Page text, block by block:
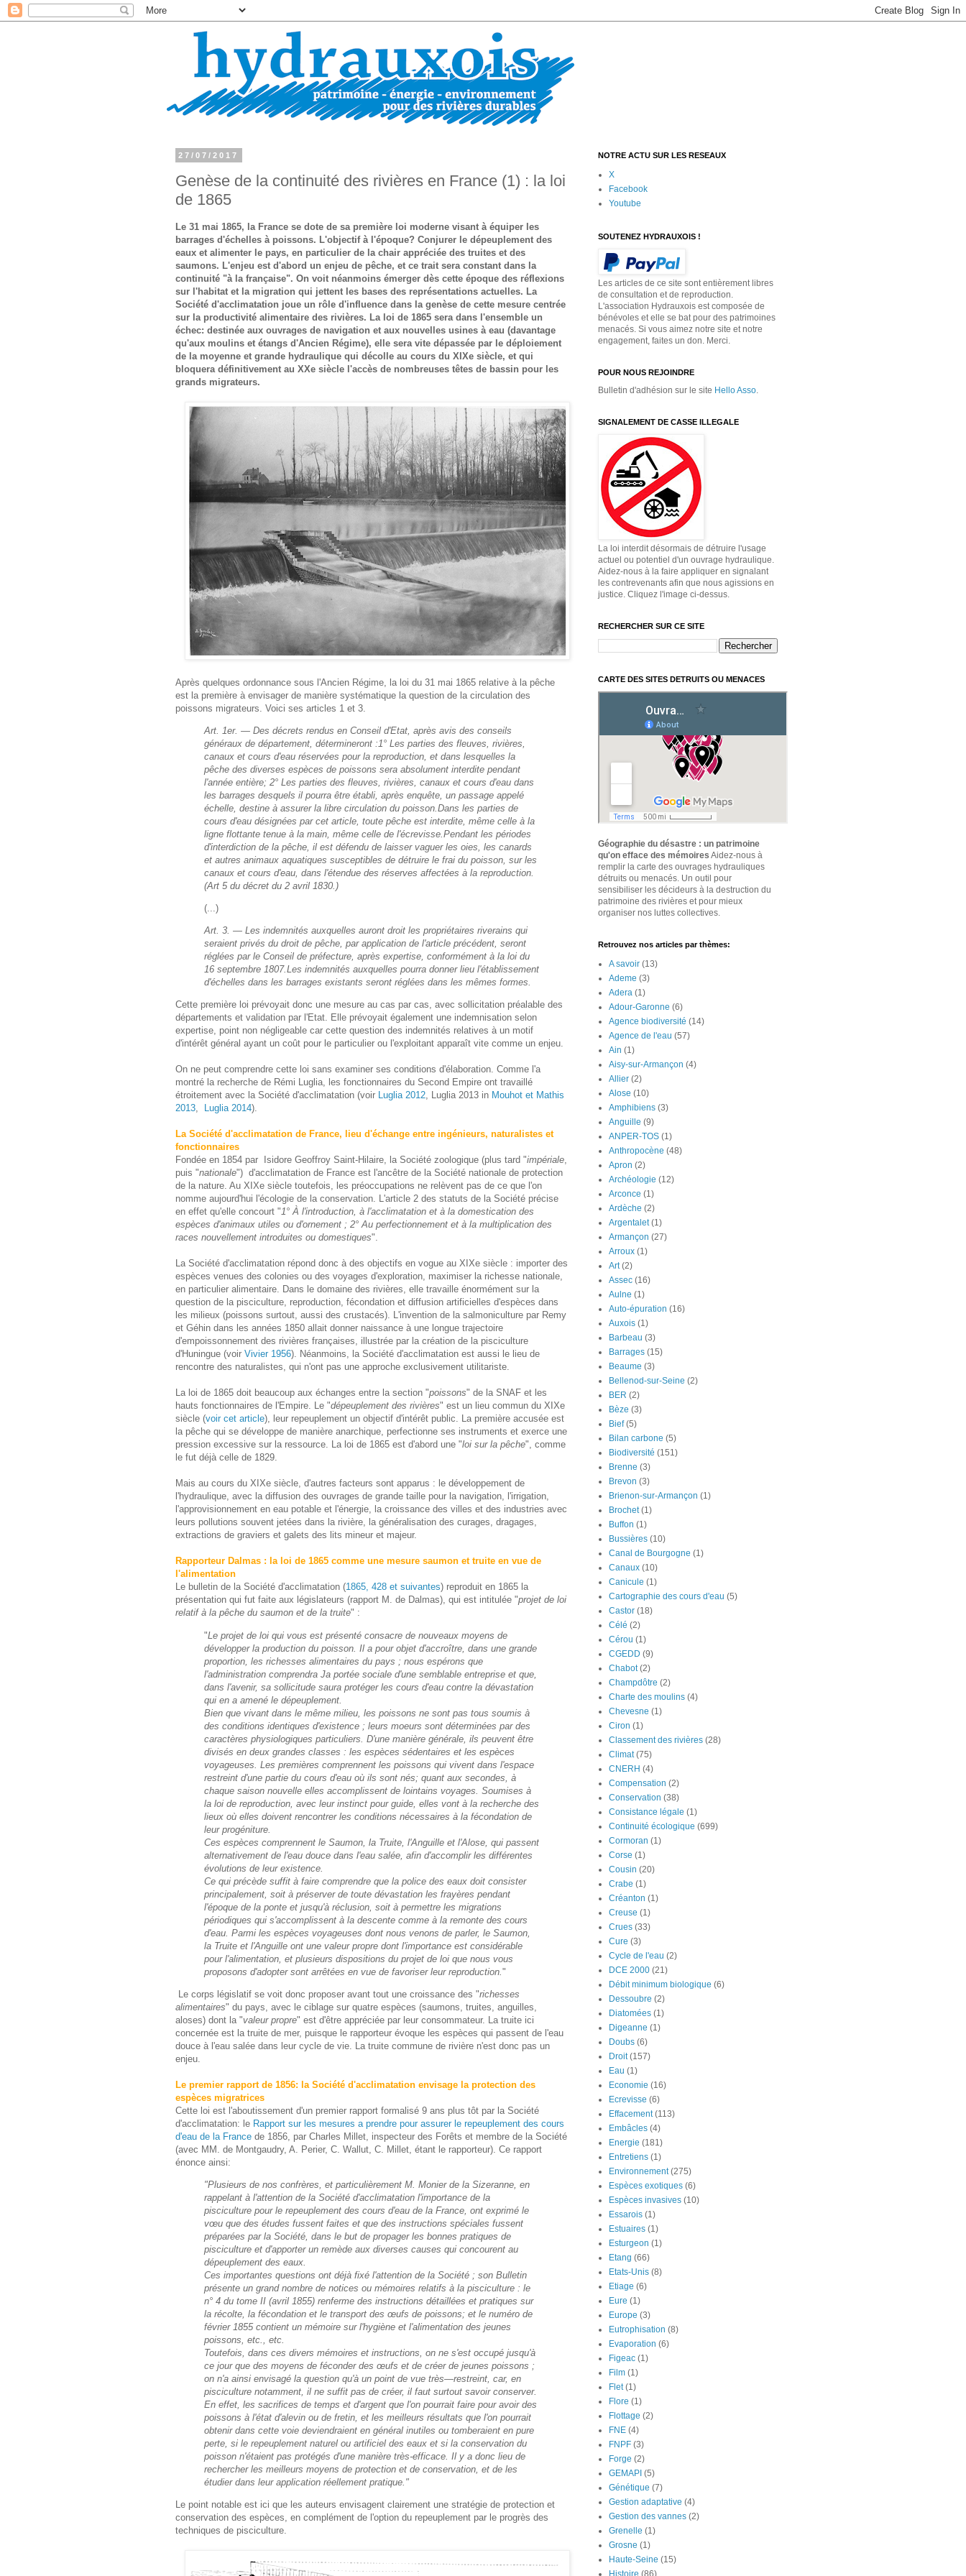
27/07/2017
Genèse de la continuité des rivières en France (1) : la loi
de 1865
Le 31 mai 1865, la France se dote de sa première loi moderne visant à équiper les
barrages d'échelles à poissons. L'objectif à l'époque? Conjurer le dépeuplement des
eaux et alimenter le pays, en particulier de la chair appréciée des truites et des
saumons. L'enjeu est d'abord un enjeu de pêche, et ce trait sera constant dans la
continuité "à la française". On voit néanmoins émerger dès cette époque des réflexions
sur l'habitat et la migration qui jettent les bases des représentations actuelles. La
Société d'acclimatation joue un rôle d'influence dans la genèse de cette mesure centrée
sur la productivité alimentaire des rivières. La loi de 1865 sera dans l'ensemble un
échec: destinée aux ouvrages de navigation et aux nouvelles usines à eau (davantage
qu'aux moulins et étangs d'Ancien Régime), elle sera vite dépassée par le déploiement
de la moyenne et grande hydraulique qui décolle au cours du XIXe siècle, et qui
bloquera définitivement au XXe siècle l'accès de nombreuses têtes de bassin pour les
grands migrateurs.
Après quelques ordonnance sous l'Ancien Régime, la loi du 31 mai 1865 relative à la pêche
est la première à envisager de manière systématique la question de la circulation des
poissons migrateurs. Voici ses articles 1 et 3.
Art. 1er. — Des décrets rendus en Conseil d'Etat, après avis des conseils
généraux de département, détermineront : 1° Les parties des fleuves, rivières,
canaux et cours d'eau réservées pour la reproduction, et dans lesquelles la
pêche des diverses espèces de poissons sera absolument interdite pendant
l'année entière; 2° Les parties des fleuves, rivières, canaux et cours d'eau dans
les barrages desquels il pourra être établi, après enquête, un passage appelé
échelle, destine à assurer la libre circulation du poisson. Dans les parties de
cours d'eau désignées par cet article, toute pêche est interdite, même celle à la
ligne flottante tenue à la main, même celle de l'écrevisse. Pendant les périodes
d'interdiction de la pêche, il est défendu de laisser vaguer les oies, les canards
et autres animaux aquatiques susceptibles de détruire le frai du poisson, sur les
canaux et cours d'eau, dans l'étendue des réserves affectées à la reproduction.
(Art 5 du décret du 2 avril 1830.)
(...)
Art. 3. — Les indemnités auxquelles auront droit les propriétaires riverains qui
seraient privés du droit de pêche, par application de l'article précédent, seront
réglées par le Conseil de préfecture, après expertise, conformément à la loi du
16 septembre 1807.Les indemnités auxquelles pourra donner lieu l'établissement
d'échelles dans les barrages existants seront réglées dans les mêmes formes.
Cette première loi prévoyait donc une mesure au cas par cas, avec sollicitation préalable des
départements et validation par l'Etat. Elle prévoyait également une indemnisation selon
expertise, point non négligeable car cette question des indemnités relatives à un motif
d'intérêt général ayant un coût pour le particulier ou l'exploitant apparaît vite comme un enjeu.
On ne peut comprendre cette loi sans examiner ses conditions d'élaboration. Comme l'a
montré la recherche de Rémi Luglia, les fonctionnaires du Second Empire ont travaillé
étroitement avec la Société d'acclimatation (voir Luglia 2012, Luglia 2013 in Mouhot et Mathis
2013, Luglia 2014).
La Société d'acclimatation de France, lieu d'échange entre ingénieurs, naturalistes et
fonctionnaires
Fondée en 1854 par Isidore Geoffroy Saint-Hilaire, la Société zoologique (plus tard "impériale,
puis "nationale") d'acclimatation de France est l'ancêtre de la Société nationale de protection
de la nature. Au XIXe siècle toutefois, les préoccupations ne relèvent pas de ce que l'on
nomme aujourd'hui l'écologie de la conservation. L'article 2 des statuts de la Société précise
en effet qu'elle concourt "1° À l'introduction, à l'acclimatation et à la domestication des
espèces d'animaux utiles ou d'ornement ; 2° Au perfectionnement et à la multiplication des
races nouvellement introduites ou domestiques".
La Société d'acclimatation répond donc à des objectifs en vogue au XIXe siècle : importer des
espèces venues des colonies ou des voyages d'exploration, maximiser la richesse nationale,
en particulier alimentaire. Dans le domaine des rivières, elle travaille énormément sur la
question de la pisciculture, reproduction, fécondation et diffusion artificielles d'espèces dans
les milieux (poissons surtout, aussi des crustacés). L'invention de la salmoniculture par Remy
et Géhin dans les années 1850 allait donner naissance à une longue trajectoire
d'empoissonnement des rivières françaises, illustrée par la création de la pisciculture
d'Huningue (voir Vivier 1956). Néanmoins, la Société d'acclimatation est aussi le lieu de
rencontre des naturalistes, qui n'ont pas une approche exclusivement utilitariste.
La loi de 1865 doit beaucoup aux échanges entre la section "poissons" de la SNAF et les
hauts fonctionnaires de l'Empire. Le "dépeuplement des rivières" est un lieu commun du XIXe
siècle (voir cet article), leur repeuplement un objectif d'intérêt public. La première accusée est
la pêche qui se développe de manière anarchique, perfectionne ses instruments et exerce une
pression excessive sur la ressource. La loi de 1865 est d'abord une "loi sur la pêche", comme
le fut déjà celle de 1829.
Mais au cours du XIXe siècle, d'autres facteurs sont apparus : le développement de
l'hydraulique, avec la diffusion des ouvrages de grande taille pour la navigation, l'irrigation,
l'approvisionnement en eau potable et l'énergie, la croissance des villes et des industries avec
leurs pollutions souvent jetées dans la rivière, la généralisation des curages, dragages,
extractions de graviers et galets des lits mineur et majeur.
Rapporteur Dalmas : la loi de 1865 comme une mesure saumon et truite en vue de
l'alimentation
Le bulletin de la Société d'acclimatation (1865, 428 et suivantes) reproduit en 1865 la
présentation qui fut faite aux législateurs (rapport M. de Dalmas), qui est intitulée "projet de loi
relatif à la pêche du saumon et de la truite" :
"Le projet de loi qui vous est présenté consacre de nouveaux moyens de
développer la production du poisson. Il a pour objet d'accroître, dans une grande
proportion, les richesses alimentaires du pays ; nous espérons que
l'administration comprendra Ja portée sociale d'une semblable entreprise et que,
dans l'avenir, sa sollicitude saura protéger les cours d'eau contre la dévastation
qui en a amené le dépeuplement.
Bien que vivant dans le même milieu, les poissons ne sont pas tous soumis à
des conditions identiques d'existence ; leurs moeurs sont déterminées par des
caractères physiologiques particuliers. D'une manière générale, ils peuvent être
divisés en deux grandes classes : les espèces sédentaires et les espèces
voyageuses. Les premières comprennent les poissons qui vivent dans l'espace
restreint d'une partie du cours d'eau où ils sont nés; quant aux secondes, à
chaque saison nouvelle elles accomplissent de lointains voyages. Soumises à
la loi de reproduction, avec leur instinct pour guide, elles vont à la recherche des
lieux où elles doivent rencontrer les conditions nécessaires à la fécondation de
leur progéniture.
Ces espèces comprennent le Saumon, la Truite, l'Anguille et l'Alose, qui passent
alternativement de l'eau douce dans l'eau salée, afin d'accomplir les différentes
évolutions de leur existence.
Ce qui précède suffit à faire comprendre que la police des eaux doit consister
principalement, soit à préserver de toute dévastation les frayères pendant
l'époque de la ponte et jusqu'à réclusion, soit à permettre les migrations
périodiques qui s'accomplissent à la descente comme à la remonte des cours
d'eau. Parmi les espèces voyageuses dont nous venons de parler, le Saumon,
la Truite et l'Anguille ont une valeur propre dont l'importance est considérable
pour l'alimentation, et plusieurs dispositions du projet de loi que nous vous
proposons d'adopter sont arrêtées en vue de favoriser leur reproduction. "
Le corps législatif se voit donc proposer avant tout une croissance des "richesses
alimentaires" du pays, avec le ciblage sur quatre espèces (saumons, truites, anguilles,
aloses) dont la "valeur propre" est d'être appréciée par leur consommateur. La truite ici
concernée est la truite de mer, puisque le rapporteur évoque les espèces qui passent de l'eau
douce à l'eau salée dans leur cycle de vie. La truite commune de rivière n'est donc pas un
enjeu.
Le premier rapport de 1856: la Société d'acclimatation envisage la protection des
espèces migratrices
Cette loi est l'aboutissement d'un premier rapport formalisé 9 ans plus tôt par la Société
d'acclimatation: le Rapport sur les mesures a prendre pour assurer le repeuplement des cours
d'eau de la France de 1856, par Charles Millet, inspecteur des Forêts et membre de la Société
(avec MM. de Montgaudry, A. Perier, C. Wallut, C. Millet, étant le rapporteur). Ce rapport
énonce ainsi:
"Plusieurs de nos confrères, et particulièrement M. Monier de la Sizeranne, en
rappelant à l'attention de la Société d'acclimatation l'importance de la
pisciculture pour le repeuplement des cours d'eau de la France, ont exprimé le
vœu que des études fussent faites et que des instructions spéciales fussent
préparées par la Société, dans le but de propager les bonnes pratiques de
pisciculture et d'apporter un remède aux diverses causes qui concourent au
dépeuplement des eaux.
Ces importantes questions ont déjà fixé l'attention de la Société ; son Bulletin
présente un grand nombre de notices ou mémoires relatifs à la pisciculture : le
n° 4 du tome II (avril 1855) renferme des instructions détaillées et pratiques sur
la récolte, la fécondation et le transport des œufs de poissons; et le numéro de
février 1855 contient un mémoire sur l'hygiène et l'alimentation des jeunes
poissons, etc., etc.
Toutefois, dans ces divers mémoires et instructions, on ne s'est occupé jusqu'à
ce jour que des moyens de féconder des œufs et de créer de jeunes poissons ;
on n'a ainsi envisagé la question qu'à un point de vue très—restreint, car, en
pisciculture notamment, il ne suffit pas de créer, il faut surtout savoir conserver.
En effet, les sacrifices de temps et d'argent que l'on pourrait faire pour avoir des
poissons à l'état d'alevin ou de fretin, et les meilleurs résultats que l'on pourrait
obtenir dans cette voie deviendraient en général inutiles ou tomberaient en pure
perte, si le repeuplement naturel ou artificiel des eaux et si la conservation du
poisson n'étaient pas protégés d'une manière très-efficace. Il y a donc lieu de
rechercher les meilleurs moyens de protection et de conservation, et de les
étudier dans leur application réellement pratique."
Le point notable est ici que les auteurs envisagent clairement une stratégie de protection et
conservation des espèces, en complément de l'option du repeuplement par le progrès des
techniques de pisciculture.
NOTRE ACTU SUR LES RESEAUX
X
Facebook
Youtube
SOUTENEZ HYDRAUXOIS !
Les articles de ce site sont entièrement libres
de consultation et de reproduction.
L'association Hydrauxois est composée de
bénévoles et elle se bat pour des patrimoines
menacés. Si vous aimez notre site et notre
engagement, faites un don. Merci.
POUR NOUS REJOINDRE
Bulletin d'adhésion sur le site Hello Asso.
SIGNALEMENT DE CASSE ILLEGALE
La loi interdit désormais de détruire l'usage
actuel ou potentiel d'un ouvrage hydraulique.
Aidez-nous à la faire appliquer en signalant
les contrevenants afin que nous agissions en
justice. Cliquez l'image ci-dessus.
RECHERCHER SUR CE SITE
CARTE DES SITES DETRUITS OU MENACES
Géographie du désastre : un patrimoine
qu'on efface des mémoires Aidez-nous à
remplir la carte des ouvrages hydrauliques
détruits ou menacés. Un outil pour
sensibiliser les décideurs à la destruction du
patrimoine des rivières et pour mieux
organiser nos luttes collectives.
Retrouvez nos articles par thèmes:
A savoir (13)
Ademe (3)
Adera (1)
Adour-Garonne (6)
Agence biodiversité (14)
Agence de l'eau (57)
Ain (1)
Aisy-sur-Armançon (4)
Allier (2)
Alose (10)
Amphibiens (3)
Anguille (9)
ANPER-TOS (1)
Anthropocène (48)
Apron (2)
Archéologie (12)
Arconce (1)
Ardèche (2)
Argentalet (1)
Armançon (27)
Arroux (1)
Art (2)
Assec (16)
Aulne (1)
Auto-épuration (16)
Auxois (1)
Barbeau (3)
Barrages (15)
Beaume (3)
Bellenod-sur-Seine (2)
BER (2)
Bèze (3)
Bief (5)
Bilan carbone (5)
Biodiversité (151)
Brenne (3)
Brevon (3)
Brienon-sur-Armançon (1)
Brochet (1)
Buffon (1)
Bussières (10)
Canal de Bourgogne (1)
Canaux (10)
Canicule (1)
Cartographie des cours d'eau (5)
Castor (18)
Célé (2)
Cérou (1)
CGEDD (9)
Chabot (2)
Champdôtre (2)
Charte des moulins (4)
Chevesne (1)
Ciron (1)
Classement des rivières (28)
Climat (75)
CNERH (4)
Compensation (2)
Conservation (38)
Consistance légale (1)
Continuité écologique (699)
Cormoran (1)
Corse (1)
Cousin (20)
Crabe (1)
Créanton (1)
Creuse (1)
Crues (33)
Cure (3)
Cycle de l'eau (2)
DCE 2000 (21)
Débit minimum biologique (6)
Dessoubre (2)
Diatomées (1)
Digeanne (1)
Doubs (6)
Droit (157)
Eau (1)
Economie (16)
Ecrevisse (6)
Effacement (113)
Embâcles (4)
Energie (181)
Entretiens (1)
Environnement (275)
Espèces exotiques (6)
Espèces invasives (10)
Essarois (1)
Estuaires (1)
Esturgeon (1)
Etang (66)
Etats-Unis (8)
Etiage (6)
Eure (1)
Europe (3)
Eutrophisation (8)
Evaporation (6)
Figeac (1)
Film (1)
Flet (1)
Flore (1)
Flottage (2)
FNE (4)
FNPF (3)
Forge (2)
GEMAPI (5)
Génétique (7)
Gestion adaptative (4)
Gestion des vannes (2)
Grenelle (1)
Grosne (1)
Haute-Seine (15)
Histoire (86)